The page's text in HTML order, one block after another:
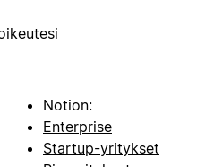
Notion:
Enterprise
Startup-yritykset